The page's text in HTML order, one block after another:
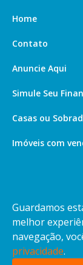
Guardamos
melhor
navegação,
privacidade.
Home
Contato
Anuncie Aqui
Simule Seu
Casas ou
Imóveis com
Casa com
Apartamento